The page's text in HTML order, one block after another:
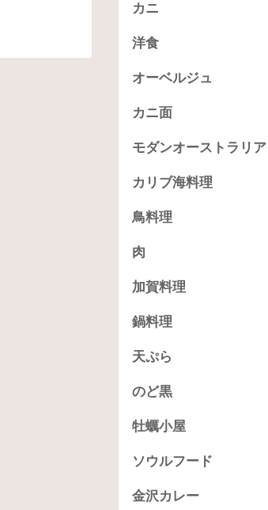
カニ
洋食
オーベルジュ
カニ面
モダンオーストラリ
カリブ海料理
鳥料理
肉
加賀料理
鍋料理
天ぷら
のど黒
牡蠣小屋
ソウルフード
金沢カレー